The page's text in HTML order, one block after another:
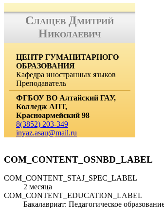
Слащев Дмитрий
Николаевич
ЦЕНТР ГУМАНИТАРНОГО
ОБРАЗОВАНИЯ
Кафедра иностранных языков
Преподаватель
ФГБОУ ВО Алтайский ГАУ,
Колледж АПТ,
Красноармейский 98
8(3852) 203-349
inyaz.asau@mail.ru
COM_CONTENT_OSNBD_LABEL
COM_CONTENT_STAJ_SPEC_LABEL
2 месяца
COM_CONTENT_EDUCATION_LABEL
Бакалавриат: Педагогическое